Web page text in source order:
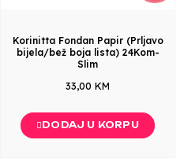
Korinitta Fondan Papir (Prljavo
bijela/bež boja lista) 24Kom-
Slim
33,00 KM
DODAJ U KORPU